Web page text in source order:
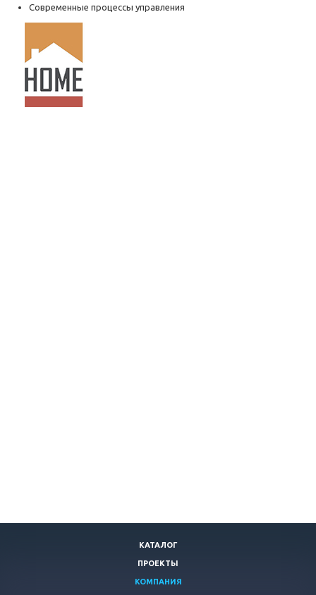
Современные процессы управления
КАТАЛОГ
ПРОЕКТЫ
КОМПАНИЯ